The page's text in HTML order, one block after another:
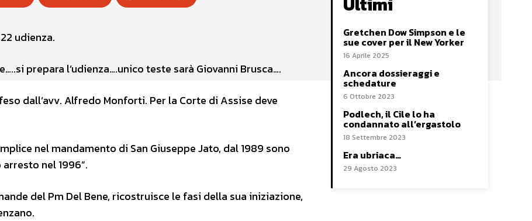
udienza.
prepara l’udienza….unico teste sarà Giovanni Brusca….
dall’avv. Alfredo Monforti. Per la Corte di Assise deve
nel mandamento di San Giuseppe Jato, dal 1989 sono
nel 1996”.
del Pm Del Bene, ricostruisce le fasi della sua iniziazione,
Gretchen Dow Simpson e le
sue cover per il New Yorker
16 Aprile 2025
Ancora dossieraggi e
schedature
6 Ottobre 2023
Podlech, il Cile lo ha
condannato all’ergastolo
18 Settembre 2023
Era ubriaca…
29 Agosto 2023